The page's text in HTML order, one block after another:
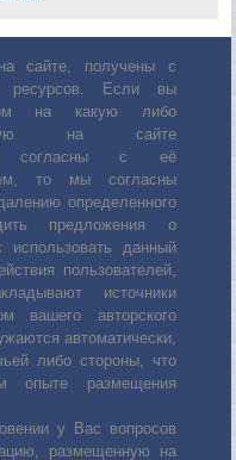
сайте, получены с
ресурсов. Если вы
на какую либо
на сайте
с её
то мы согласны
определенного
предложения о
использовать данный
пользователей,
источники
вашего авторского
автоматически,
либо стороны, что
опыте размещения
у Вас вопросов
размещенную на